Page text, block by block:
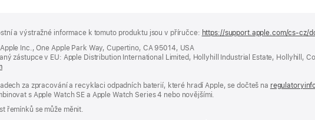
a výstražné informace k tomuto produktu jsou v příručce: https://support.apple.com/cs-cz/
Inc., One Apple Park Way, Cupertino, CA 95014, USA
zástupce v EU: Apple Distribution International Limited, Hollyhill Industrial Estate, Hollyhill,
(otevře
v novém
okně)
za zpracování a recyklaci odpadních baterií, které hradí Apple, se dočteš na
s Apple Watch SE a Apple Watch Series 4 nebo novějšími.
řemínků se může měnit.